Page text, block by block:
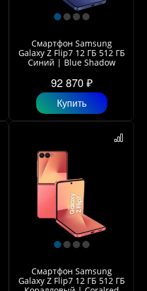
Смартфон Samsung
Galaxy Z Flip7 12 ГБ 512 ГБ
Синий | Blue Shadow
92 870 ₽
Купить
Смартфон Samsung
Galaxy Z Flip7 12 ГБ 512 ГБ